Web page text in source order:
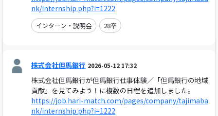
nk/internship.php?i=1222
インターン・説明会 28卒
株式会社但馬銀行 2026-05-12 17:32
株式会社但馬銀行が但馬銀行仕事体験／「但馬銀行の地域
貢献」を見てみよう！に複数の日程を追加しました。
https://job.hari-match.com/pages/company/tajimaba
nk/internship.php?i=1222